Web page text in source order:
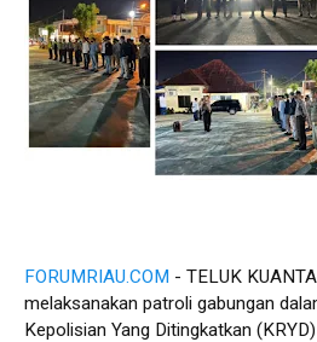
FORUMRIAU.COM - TELUK
melaksanakan patroli gabungan
Kepolisian Yang Ditingkatkan